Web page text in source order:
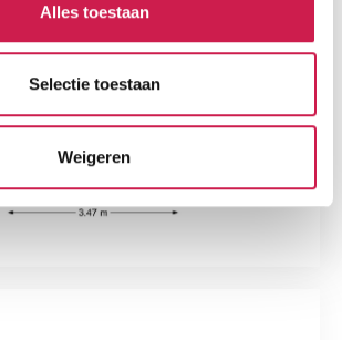
Alles toestaan
Selectie toestaan
Weigeren